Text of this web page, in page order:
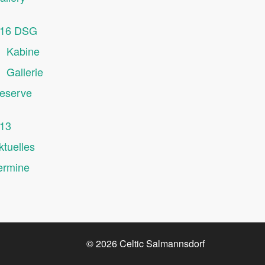
DSG
Kabine
Gallerie
© 2026Celtic Salmannsdorf